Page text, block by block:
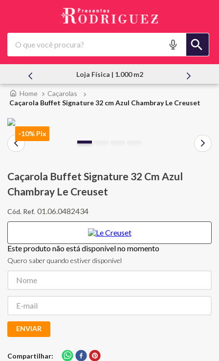
O que você procura?
Atendimento Pessoal
Caçarolas
Caçarola Buffet Signature 32 cm Azul Chambray Le Creuset
-10% Pix
Caçarola Buffet Signature 32 Cm Azul
Chambray Le Creuset
01.06.0482434
Este produto não está disponível no momento
Quero saber quando estiver disponível
ENVIAR
Compartilhar